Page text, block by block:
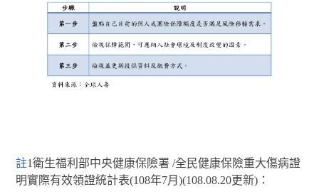
註1衛生福利部中央健康保險署 /全民健康保險重大傷病證
明實際有效領證統計表(108年7月)(108.08.20更新)：